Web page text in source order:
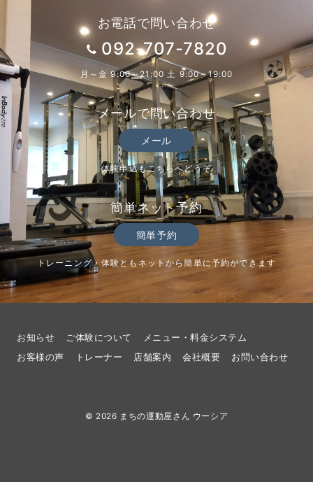
お電話で問い合わせ
092-707-7820
月～金 9:00～21:00 土 9:00～19:00
メールで問い合わせ
メール
体験申込もこちらへどうぞ
簡単ネット予約
簡単予約
トレーニング・体験ともネットから簡単に予約ができます
お知らせ ご体験について
メニュー・料金システム
お客様の声
トレーナー 店舗案内 会社概要 お問い合わせ
© 2026 まちの運動屋さん ウーシア